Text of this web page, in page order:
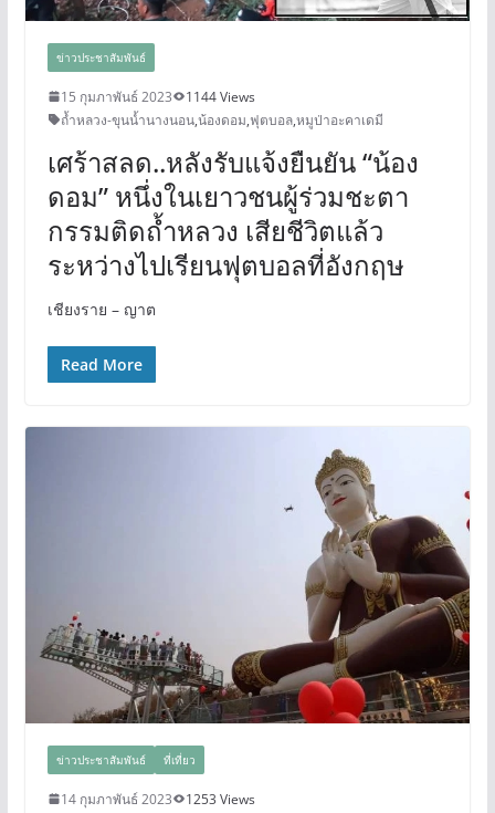
ข่าวประชาสัมพันธ์
15 กุมภาพันธ์ 2023
1144 Views
ถ้ำหลวง-ขุนน้ำนางนอน,น้องดอม,ฟุตบอล,หมูป่าอะคาเดมี
เศร้าสลด..หลังรับแจ้งยืนยัน “น้อง
ดอม” หนึ่งในเยาวชนผู้ร่วมชะตา
กรรมติดถ้ำหลวง เสียชีวิตแล้ว
ระหว่างไปเรียนฟุตบอลที่อังกฤษ
เชียงราย – ญาต
Read More
ข่าวประชาสัมพันธ์ ที่เที่ยว
14 กุมภาพันธ์ 2023
1253 Views